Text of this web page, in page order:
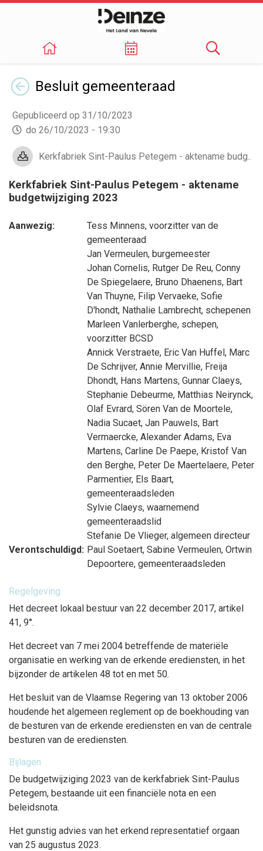
TerugBesluit gemeenteraad
Gepubliceerd op 31/10/2023
do 26/10/2023 - 19:30
Kerkfabriek Sint-Paulus Petegem - aktename budg..
Kerkfabriek Sint-Paulus Petegem - aktename
budgetwijziging 2023
Aanwezig: Tess Minnens, voorzitter van de
gemeenteraad
Jan Vermeulen, burgemeester
Johan Cornelis, Rutger De Reu, Conny
De Spiegelaere, Bruno Dhaenens, Bart
Van Thuyne, Filip Vervaeke, Sofie
D'hondt, Nathalie Lambrecht, schepenen
Marleen Vanlerberghe, schepen,
voorzitter BCSD
Annick Verstraete, Eric Van Huffel, Marc
De Schrijver, Annie Mervillie, Freija
Dhondt, Hans Martens, Gunnar Claeys,
Stephanie Debeurme, Matthias Neirynck,
Olaf Evrard, Sören Van de Moortele,
Nadia Sucaet, Jan Pauwels, Bart
Vermaercke, Alexander Adams, Eva
Martens, Carline De Paepe, Kristof Van
den Berghe, Peter De Maertelaere, Peter
Parmentier, Els Baart,
gemeenteraadsleden
Sylvie Claeys, waarnemend
gemeenteraadslid
Stefanie De Vlieger, algemeen directeur
Verontschuldigd: Paul Soetaert, Sabine Vermeulen, Ortwin
Depoortere, gemeenteraadsleden
Regelgeving
Het decreet lokaal bestuur van 22 december 2017, artikel
41, 9°.
Het decreet van 7 mei 2004 betreffende de materiële
organisatie en werking van de erkende erediensten, in het
bijzonder de artikelen 48 tot en met 50.
Het besluit van de Vlaamse Regering van 13 oktober 2006
houdende het algemeen reglement op de boekhouding van
de besturen van de erkende erediensten en van de centrale
besturen van de erediensten.
Bijlagen
De budgetwijziging 2023 van de kerkfabriek Sint-Paulus
Petegem, bestaande uit een financiële nota en een
beleidsnota.
Het gunstig advies van het erkend representatief orgaan
van 25 augustus 2023.